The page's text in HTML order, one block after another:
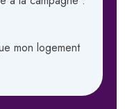
mon logement